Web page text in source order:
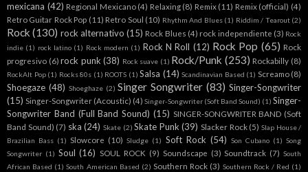
mexicana (42) Regional Mexicano (4) Relaxing (8) Remix (11) Remix (official) (4)
Retro Guitar Rock Pop (11) Retro Soul (10) Rhythm And Blues (1) Riddim / Tearout (2)
Rock (130) rock alternativo (15) Rock Blues (4) rock independiente (3) Rock
indie (1) rock latino (1) Rock modern (1) Rock N Roll (12) Rock Pop (65) Rock
progresivo (6) rock punk (38) Rock suave (1) Rock/Punk (253) Rockabilly (8)
RockAlt Pop (1) Rocks 80s (1) ROOTS (1) Salsa (14) Scandinavian Based (1) Screamo (8)
Shoegaze (48) Shoeghaze (2) Singer Songwriter (83) Singer-Songwriter
(15) Singer-Songwriter (Acoustic) (4) Singer-Songwriter (Soft Band Sound) (1) Singer-
Songwriter Band (Full Band Sound) (15) SINGER-SONGWRITER BAND (Soft
Band Sound) (7) ska (24) Skate (2) Skate Punk (39) Slacker Rock (5) Slap House /
Brazilian Bass (1) Slowcore (10) Sludge (1) Soft Rock (54) Son Cubano (1) Song
Songwriter (1) Soul (16) SOUL ROCK (9) Soundscape (3) Soundtrack (7) South
African Based (1) South American Based (2) Southern Rock (3) Southern Rock / Red (1)